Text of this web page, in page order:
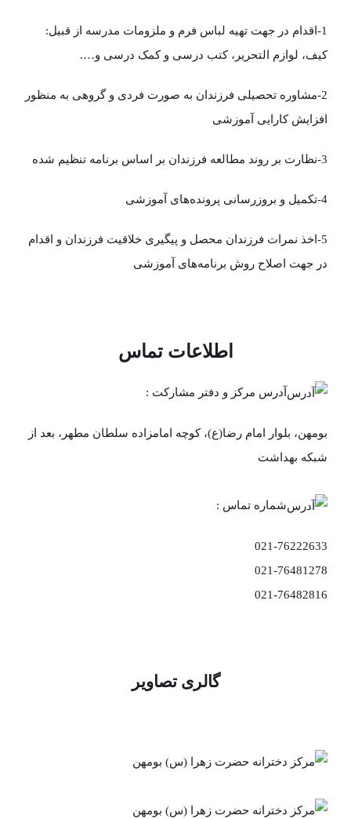
1-اقدام در جهت تهیه لباس فرم و ملزومات مدرسه از قبیل:
کیف، لوازم التحریر، کتب درسی و کمک درسی و….
2-مشاوره تحصیلی فرزندان به صورت فردی و گروهی به منظور
افزایش کارایی آموزشی
3-نظارت بر روند مطالعه فرزندان بر اساس برنامه تنظیم شده
4-تکمیل و بروزرسانی پرونده‌های آموزشی
5-اخذ نمرات فرزندان محصل و پیگیری خلاقیت فرزندان و اقدام
در جهت اصلاح روش برنامه‌های آموزشی
اطلاعات تماس
آدرس مرکز و دفتر مشارکت :
بومهن، بلوار امام رضا(ع)، کوچه امامزاده سلطان مطهر، بعد از
شبکه بهداشت
شماره تماس :
021-76222633
021-76481278
021-76482816
گالری تصاویر